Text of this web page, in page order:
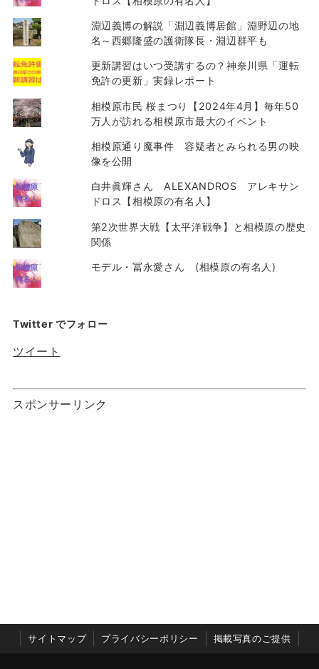
淵辺義博の解説「淵辺義博居館」淵野辺の地
名～西郷隆盛の護衛隊長・淵辺群平も
更新講習はいつ受講するの？神奈川県「運転
免許の更新」実録レポート
相模原市民 桜まつり【2024年4月】毎年50
万人が訪れる相模原市最大のイベント
相模原通り魔事件 容疑者とみられる男の映
像を公開
白井眞輝さん ALEXANDROS アレキサン
ドロス【相模原の有名人】
第2次世界大戦【太平洋戦争】と相模原の歴史
関係
モデル・冨永愛さん (相模原の有名人)
Twitter でフォロー
ツイート
スポンサーリンク
サイトマップ プライバシーポリシー 掲載写真のご提供